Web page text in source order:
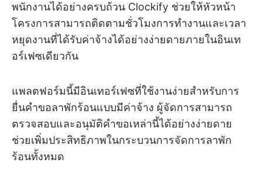
พนักงานได้อย่างครบถ้วน Clockify ช่วยให้หัวหน้า
โครงการสามารถติดตามชั่วโมงการทำงานและเวลา
หยุดงานที่ได้รับค่าจ้างได้อย่างง่ายดายภายในอินเท
อร์เฟซเดียวกัน
แพลตฟอร์มนี้มีอินเทอร์เฟซที่ใช้งานง่ายสำหรับการ
ยื่นคำขอลาพักร้อนแบบมีค่าจ้าง ผู้จัดการสามารถ
ตรวจสอบและอนุมัติคำขอเหล่านี้ได้อย่างง่ายดาย
ช่วยเพิ่มประสิทธิภาพในกระบวนการจัดการลาพัก
ร้อนทั้งหมด